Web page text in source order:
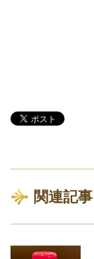
関連記事